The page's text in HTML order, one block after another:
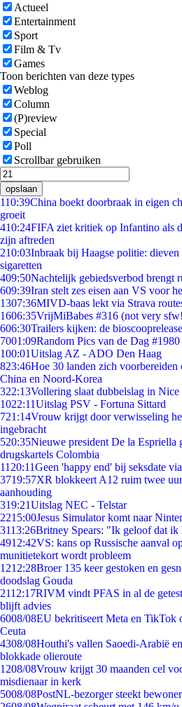
Actueel
Entertainment
Sport
Film & Tv
Games
Toon berichten van deze types
Weblog
Column
(P)review
Special
Poll
Scrollbar gebruiken
opslaan
110:39China boekt doorbraak in eigen
groeit
410:24FIFA ziet kritiek op Infantino als
zijn aftreden
210:03Inbraak bij Haagse politie:
sigaretten
409:50Nachtelijk gebiedsverbod brengt
609:39Iran stelt zes eisen aan VS voor
1307:36MIVD-baas lekt via Strava
1606:35VrijMiBabes #316 (not very
606:30Trailers kijken: de
7001:09Random Pics van de Dag #1980
100:01Uitslag AZ - ADO Den Haag
823:46Hoe 30 landen zich
China en Noord-Korea
322:13Vollering slaat dubbelslag in Nice
1022:11Uitslag PSV - Fortuna Sittard
721:14Vrouw krijgt door verwisseling
ingebracht
520:35Nieuwe president De la Espriella
drugskartels Colombia
11 20:11Geen 'happy end' bij seksdate
3719:57XR blokkeert A12 ruim twee
aanhouding
319:21Uitslag NEC - Telstar
2215:00Jesus Simulator komt naar
3113:26Britney Spears: "Ik geloof dat ik
4912:42VS: kans op Russische aanval
munitietekort wordt probleem
1212:28Broer 135 keer gestoken en
doodslag Gouda
2112:17RIVM vindt PFAS in al de
blijft advies
6008/08EU bekritiseert Meta en TikTok
Ceuta
4308/08Houthi's vallen Saoedi-Arabië
blokkade olieroute
1208/08Vrouw krijgt 30 maanden cel
misdienaar in kerk
5008/08PostNL-bezorger steekt